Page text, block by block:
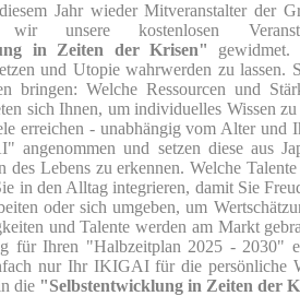
Jahr wieder Mitveranstalter der
unsere kostenlosen
in Zeiten der Krisen"
gewidmet.
und Utopie wahrwerden zu lassen.
bringen: Welche Ressourcen und
sich Ihnen, um individuelles Wissen
erreichen - unabhängig vom Alter und
und setzen diese aus
des Lebens zu erkennen. Welche
in den Alltag integrieren, damit Sie
oder sich umgeben, um
und Talente werden am Markt
für Ihren "Halbzeitplan 2025 - 2030"
nur Ihr IKIGAI für die persönliche
die "Selbstentwicklung in Zeiten der